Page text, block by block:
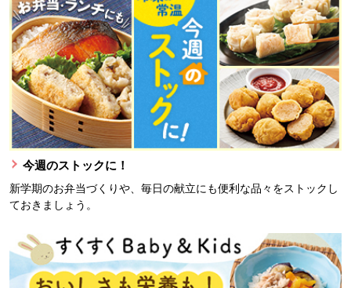
今週のストックに！
新学期のお弁当づくりや、毎日の献立にも便利な品々をストックし
ておきましょう。